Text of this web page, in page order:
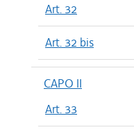
Art. 32
Art. 32 bis
CAPO II
Art. 33